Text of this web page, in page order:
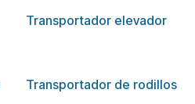
Transportador elevador
Transportador de rodillos